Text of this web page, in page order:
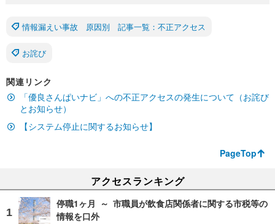
情報漏えい事故 原因別 記事一覧：不正アクセス
お詫び
関連リンク
「優良さんぱいナビ」への不正アクセスの発生について（お詫び
とお知らせ）
【システム停止に関するお知らせ】
PageTop
アクセスランキング
停職1ヶ月 ～ 市職員が飲食店関係者に関する市税等の
情報を口外